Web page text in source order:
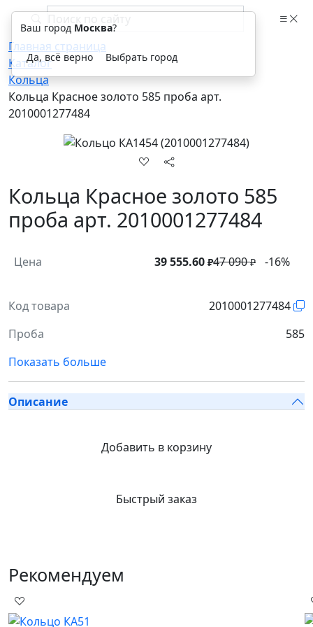
Главная страница
Каталог
Кольца
Кольца Красное золото 585 проба арт.
2010001277484
Кольца Красное золото 585
проба арт. 2010001277484
Цена 39 555.60 ₽47 090₽ -16%
Код товара
2010001277484
Проба
585
Показать больше
Описание
Добавить в корзину
Быстрый заказ
Рекомендуем
Ваш город Москва?
Да, всё верно Выбрать город